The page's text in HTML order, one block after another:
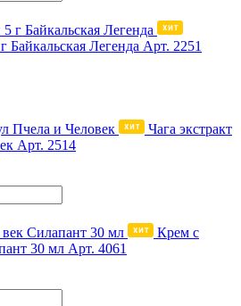
Байкальская Легенда Арт. 2251
Чага экстракт
Арт. 2514
Крем с
30 мл Арт. 4061